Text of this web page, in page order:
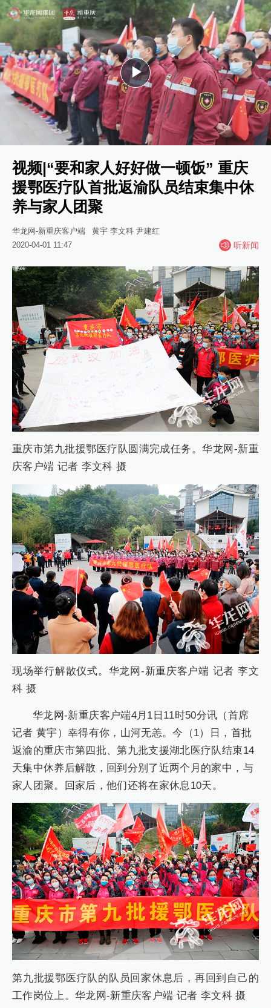
Play
Video
视频|“要和家人好好做一顿饭” 重庆
援鄂医疗队首批返渝队员结束集中休
养与家人团聚
华龙网-新重庆客户端
黄宇 李文科 尹建红
2020-04-01 11:47
听新闻
重庆市第九批援鄂医疗队圆满完成任务。华龙网-新重
庆客户端 记者 李文科 摄
现场举行解散仪式。华龙网-新重庆客户端 记者 李文
科 摄
华龙网-新重庆客户端4月1日11时50分讯（首席
记者 黄宇）幸得有你，山河无恙。今（1）日，首批
返渝的重庆市第四批、第九批支援湖北医疗队结束14
天集中休养后解散，回到分别了近两个月的家中，与
家人团聚。回家后，他们还将在家休息10天。
第九批援鄂医疗队的队员回家休息后，再回到自己的
工作岗位上。华龙网-新重庆客户端 记者 李文科 摄